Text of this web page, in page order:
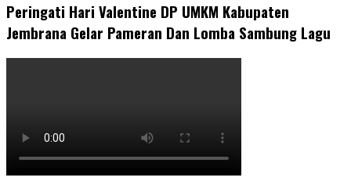
Peringati Hari Valentine DP UMKM Kabupaten
Jembrana Gelar Pameran Dan Lomba Sambung Lagu